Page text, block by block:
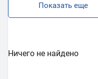
Показать еще
Ничего не найдено